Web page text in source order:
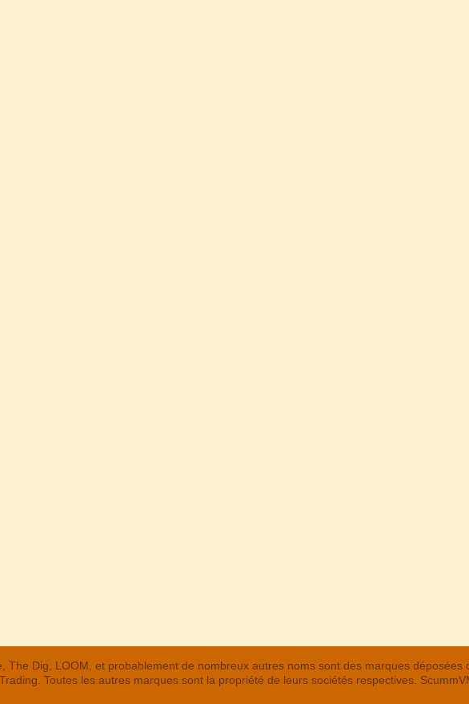
The Dig, LOOM, et probablement de nombreux autres noms sont des marques déposées
Toutes les autres marques sont la propriété de leurs sociétés respectives.